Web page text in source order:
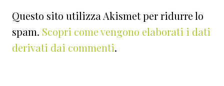
Questo sito utilizza Akismet per ridurre lo
spam. Scopri come vengono elaborati i dati
derivati dai commenti.